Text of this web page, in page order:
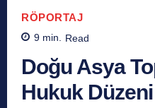
RÖPORTAJ
9 min. Read
Doğu Asya
Hukuk